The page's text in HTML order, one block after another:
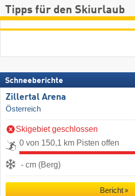
Tipps für den Skiurlaub
Schneeberichte
Zillertal Arena
Österreich
Skigebiet geschlossen
0 von 150,1 km Pisten offen
- cm (Berg)
Bericht